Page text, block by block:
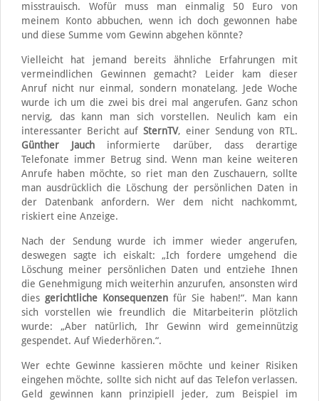
misstrauisch. Wofür muss man einmalig 50 Euro von
meinem Konto abbuchen, wenn ich doch gewonnen habe
und diese Summe vom Gewinn abgehen könnte?
Vielleicht hat jemand bereits ähnliche Erfahrungen mit
vermeindlichen Gewinnen gemacht? Leider kam dieser
Anruf nicht nur einmal, sondern monatelang. Jede Woche
wurde ich um die zwei bis drei mal angerufen. Ganz schon
nervig, das kann man sich vorstellen. Neulich kam ein
interessanter Bericht aufSternTV, einer Sendung von RTL.
Günther Jauch informierte darüber, dass derartige
Telefonate immer Betrug sind. Wenn man keine weiteren
Anrufe haben möchte, so riet man den Zuschauern, sollte
man ausdrücklich die Löschung der persönlichen Daten in
der Datenbank anfordern. Wer dem nicht nachkommt,
riskiert eine Anzeige.
Nach der Sendung wurde ich immer wieder angerufen,
deswegen sagte ich eiskalt: „Ich fordere umgehend die
Löschung meiner persönlichen Daten und entziehe Ihnen
die Genehmigung mich weiterhin anzurufen, ansonsten wird
dies gerichtliche Konsequenzenfür Sie haben!“. Man kann
sich vorstellen wie freundlich die Mitarbeiterin plötzlich
wurde: „Aber natürlich, Ihr Gewinn wird gemeinnützig
gespendet. Auf Wiederhören.“.
Wer echte Gewinne kassieren möchte und keiner Risiken
eingehen möchte, sollte sich nicht auf das Telefon verlassen.
Geld gewinnen kann prinzipiell jeder, zum Beispiel im